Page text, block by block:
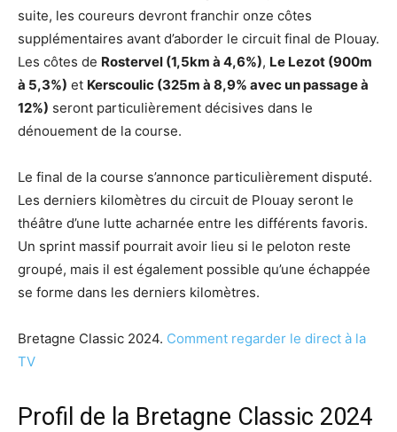
suite, les coureurs devront franchir onze côtes
supplémentaires avant d’aborder le circuit final de Plouay.
Les côtes de Rostervel (1,5km à 4,6%), Le Lezot (900m
à 5,3%) et Kerscoulic (325m à 8,9% avec un passage à
12%) seront particulièrement décisives dans le
dénouement de la course.
Le final de la course s’annonce particulièrement disputé.
Les derniers kilomètres du circuit de Plouay seront le
théâtre d’une lutte acharnée entre les différents favoris.
Un sprint massif pourrait avoir lieu si le peloton reste
groupé, mais il est également possible qu’une échappée
se forme dans les derniers kilomètres.
Bretagne Classic 2024. Comment regarder le direct à la
TV
Profil de la Bretagne Classic 2024